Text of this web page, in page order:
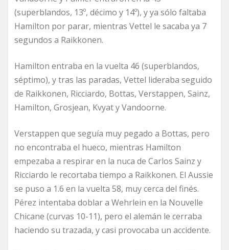
(superblandos, 13º, décimo y 14º), y ya sólo faltaba
Hamilton por parar, mientras Vettel le sacaba ya 7
segundos a Raikkonen.
Hamilton entraba en la vuelta 46 (superblandos,
séptimo), y tras las paradas, Vettel lideraba seguido
de Raikkonen, Ricciardo, Bottas, Verstappen, Sainz,
Hamilton, Grosjean, Kvyat y Vandoorne.
Verstappen que seguía muy pegado a Bottas, pero
no encontraba el hueco, mientras Hamilton
empezaba a respirar en la nuca de Carlos Sainz y
Ricciardo le recortaba tiempo a Raikkonen. El Aussie
se puso a 1.6 en la vuelta 58, muy cerca del finés.
Pérez intentaba doblar a Wehrlein en la Nouvelle
Chicane (curvas 10-11), pero el alemán le cerraba
haciendo su trazada, y casi provocaba un accidente.